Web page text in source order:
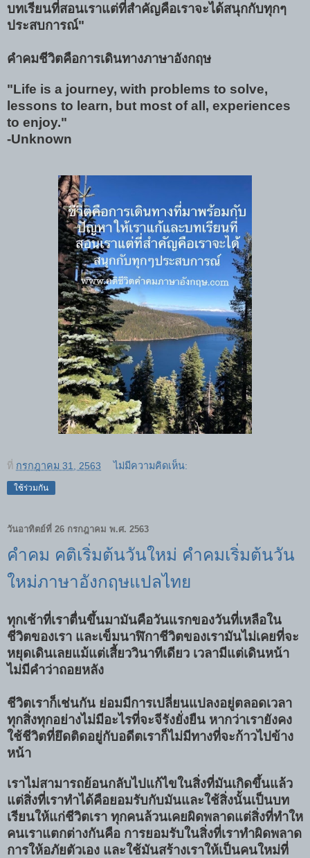
บทเรียนที่สอนเราแต่ที่สำคัญคือเราจะได้สนุกกับทุกๆ
ประสบการณ์"
คำคมชีวิตคือการเดินทางภาษาอังกฤษ
"Life is a journey, with problems to solve,
lessons to learn, but most of all, experiences
to enjoy."
-Unknown
ที่ กรกฎาคม 31, 2563 ไม่มีความคิดเห็น:
ใช้ร่วมกัน
วันอาทิตย์ที่ 26 กรกฎาคม พ.ศ. 2563
คำคม คติเริ่มต้นวันใหม่ คำคมเริ่มต้นวัน
ใหม่ภาษาอังกฤษแปลไทย
ทุกเช้าที่เราตื่นขึ้นมามันคือวันแรกของวันที่เหลือใน
ชีวิตของเรา และเข็มนาฬิกาชีวิตของเรามันไม่เคยที่จะ
หยุดเดินเลยแม้แต่เสี้ยววินาทีเดียว เวลามีแต่เดินหน้า
ไม่มีคำว่าถอยหลัง
ชีวิตเราก็เช่นกัน ย่อมมีการเปลี่ยนแปลงอยู่ตลอดเวลา
ทุกสิ่งทุกอย่างไม่มีอะไรที่จะจีรังยั่งยืน หากว่าเรายังคง
ใช้ชีวิตที่ยึดติดอยู่กับอดีตเราก็ไม่มีทางที่จะก้าวไปข้าง
หน้า
เราไม่สามารถย้อนกลับไปแก้ไขในสิ่งที่มันเกิดขึ้นแล้ว
แต่สิ่งที่เราทำได้คือยอมรับกับมันและใช้สิ่งนั้นเป็นบท
เรียนให้แก่ชีวิตเรา ทุกคนล้วนเคยผิดพลาดแต่สิ่งที่ทำให
คนเราแตกต่างกันคือ การยอมรับในสิ่งที่เราทำผิดพลาด
การให้อภัยตัวเอง และใช้มันสร้างเราให้เป็นคนใหม่ที่